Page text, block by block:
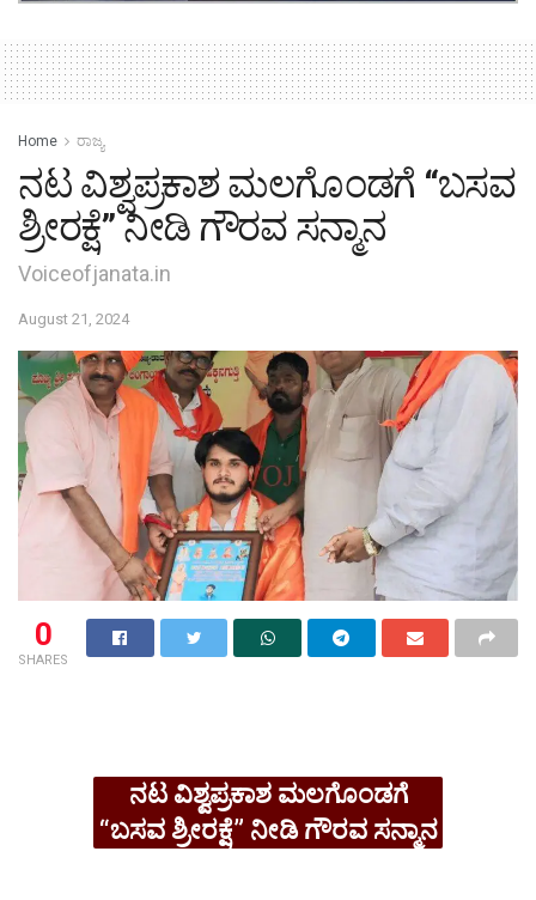
Home ರಾಜ್ಯ
ನಟ ವಿಶ್ವಪ್ರಕಾಶ ಮಲಗೊಂಡಗೆ “ಬಸವ
ಶ್ರೀರಕ್ಷೆ” ನೀಡಿ ಗೌರವ ಸನ್ಮಾನ
Voiceofjanata.in
August 21, 2024
0
SHARES
ನಟ ವಿಶ್ವಪ್ರಕಾಶ ಮಲಗೊಂಡಗೆ
“ಬಸವ ಶ್ರೀರಕ್ಷೆ” ನೀಡಿ ಗೌರವ ಸನ್ಮಾನ